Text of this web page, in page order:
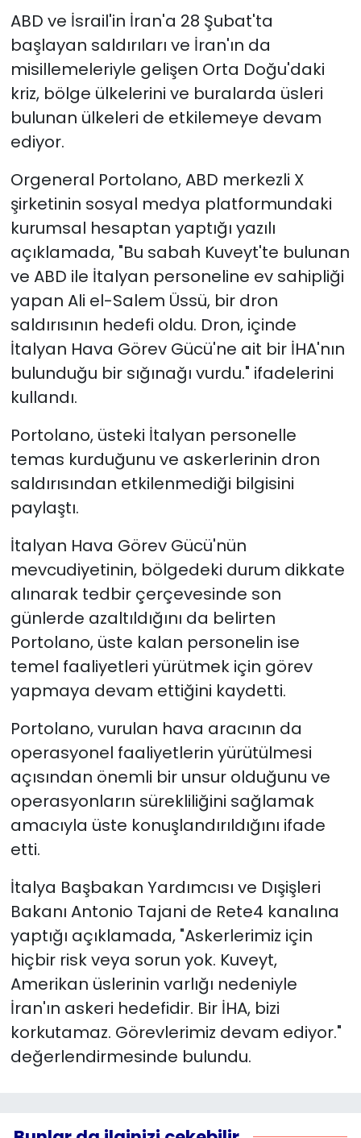
ABD ve İsrail'in İran'a 28 Şubat'ta
başlayan saldırıları ve İran'ın da
misillemeleriyle gelişen Orta Doğu'daki
kriz, bölge ülkelerini ve buralarda üsleri
bulunan ülkeleri de etkilemeye devam
ediyor.
Orgeneral Portolano, ABD merkezli X
şirketinin sosyal medya platformundaki
kurumsal hesaptan yaptığı yazılı
açıklamada, "Bu sabah Kuveyt'te bulunan
ve ABD ile İtalyan personeline ev sahipliği
yapan Ali el-Salem Üssü, bir dron
saldırısının hedefi oldu. Dron, içinde
İtalyan Hava Görev Gücü'ne ait bir İHA'nın
bulunduğu bir sığınağı vurdu." ifadelerini
kullandı.
Portolano, üsteki İtalyan personelle
temas kurduğunu ve askerlerinin dron
saldırısından etkilenmediği bilgisini
paylaştı.
İtalyan Hava Görev Gücü'nün
mevcudiyetinin, bölgedeki durum dikkate
alınarak tedbir çerçevesinde son
günlerde azaltıldığını da belirten
Portolano, üste kalan personelin ise
temel faaliyetleri yürütmek için görev
yapmaya devam ettiğini kaydetti.
Portolano, vurulan hava aracının da
operasyonel faaliyetlerin yürütülmesi
açısından önemli bir unsur olduğunu ve
operasyonların sürekliliğini sağlamak
amacıyla üste konuşlandırıldığını ifade
etti.
İtalya Başbakan Yardımcısı ve Dışişleri
Bakanı Antonio Tajani de Rete4 kanalına
yaptığı açıklamada, "Askerlerimiz için
hiçbir risk veya sorun yok. Kuveyt,
Amerikan üslerinin varlığı nedeniyle
İran'ın askeri hedefidir. Bir İHA, bizi
korkutamaz. Görevlerimiz devam ediyor."
değerlendirmesinde bulundu.
Yaşam
YEREL POLİTİKA
YEREL YÖNETİMLER
Yurt